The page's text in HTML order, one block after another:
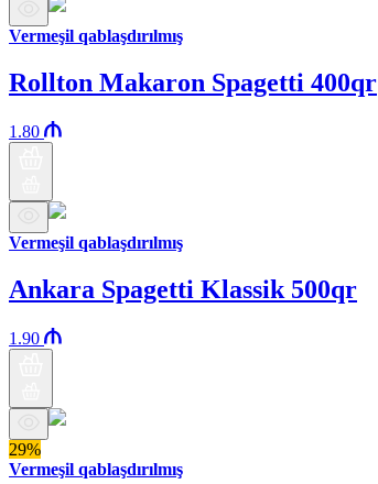
Vermeşil qablaşdırılmış
Rollton Makaron Spagetti 400qr
1.80
Vermeşil qablaşdırılmış
Ankara Spagetti Klassik 500qr
1.90
29%
Vermeşil qablaşdırılmış